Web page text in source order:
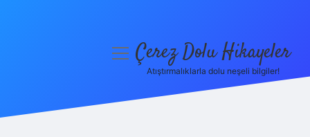
menüyüÇerez Dolu Hikayeler
Atıştırmalıklarla dolu neşeli bilgiler!